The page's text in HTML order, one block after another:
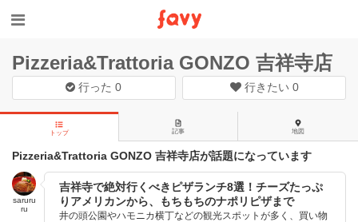
Pizzeria&Trattoria GONZO 吉祥寺店
行った0 行きたい 0
トップ 記事 地図
Pizzeria&Trattoria GONZO 吉祥寺店が話題になっています
saruru
ru
吉祥寺で絶対行くべきピザランチ8選！チーズたっぷ
りアメリカンから、もちもちのナポリピザまで
井の頭公園やハモニカ横丁などの観光スポットが多く、買い物